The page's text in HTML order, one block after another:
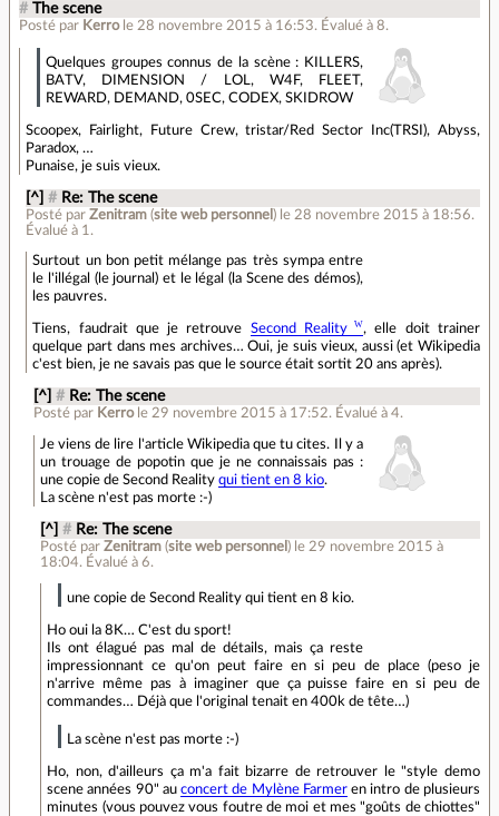
# The scene
Posté par Kerro le 28 novembre 2015 à 16:53. Évalué à 8.
Quelques groupes connus de la scène : KILLERS,
BATV, DIMENSION / LOL, W4F, FLEET,
REWARD, DEMAND, 0SEC, CODEX, SKIDROW
Scoopex, Fairlight, Future Crew, tristar/Red Sector Inc(TRSI), Abyss,
Paradox, …
Punaise, je suis vieux.
[^] # Re: The scene
Posté parZenitram (site web personnel ) le 28 novembre 2015 à 18:56.
Évalué à 1 .
Surtout un bon petit mélange pas très sympa entre
le l'illégal (le journal) et le légal (la Scene des démos),
les pauvres.
Tiens, faudrait que je retrouve Second Reality
, elle doit trainer
quelque part dans mes archives… Oui, je suis vieux, aussi (et Wikipedia
c'est bien, je ne savais pas que le source était sortit 20 ans après).
[^] # Re: The scene
Posté par Kerro le 29 novembre 2015 à 17:52. Évalué à 4.
Je viens de lire l'article Wikipedia que tu cites. Il y a
un trouage de popotin que je ne connaissais pas :
une copie de Second Reality qui tient en 8 kio.
La scène n'est pas morte :-)
[^] # Re: The scene
Posté parZenitram (site web personnel ) le 29 novembre 2015 à
18:04. Évalué à6.
une copie de Second Reality qui tient en 8 kio.
Ho oui la 8K… C'est du sport!
Ils ont élagué pas mal de détails, mais ça reste
impressionnant ce qu'on peut faire en si peu de place (peso je
n'arrive même pas à imaginer que ça puisse faire en si peu de
commandes… Déjà que l'original tenait en 400k de tête…)
La scène n'est pas morte :-)
Ho, non, d'ailleurs ça m'a fait bizarre de retrouver le "style demo
scene années 90" auconcert de Mylène Farmeren intro de plusieurs
minutes (vous pouvez vous foutre de moi et mes "goûts de chiottes"